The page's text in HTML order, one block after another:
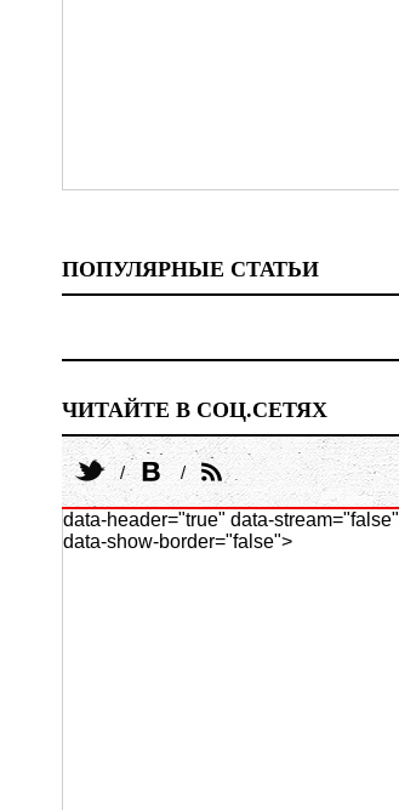
ПОПУЛЯРНЫЕ СТАТЬИ
ЧИТАЙТЕ В СОЦ.СЕТЯХ
data-header="true" data-stream="false"
data-show-border="false">